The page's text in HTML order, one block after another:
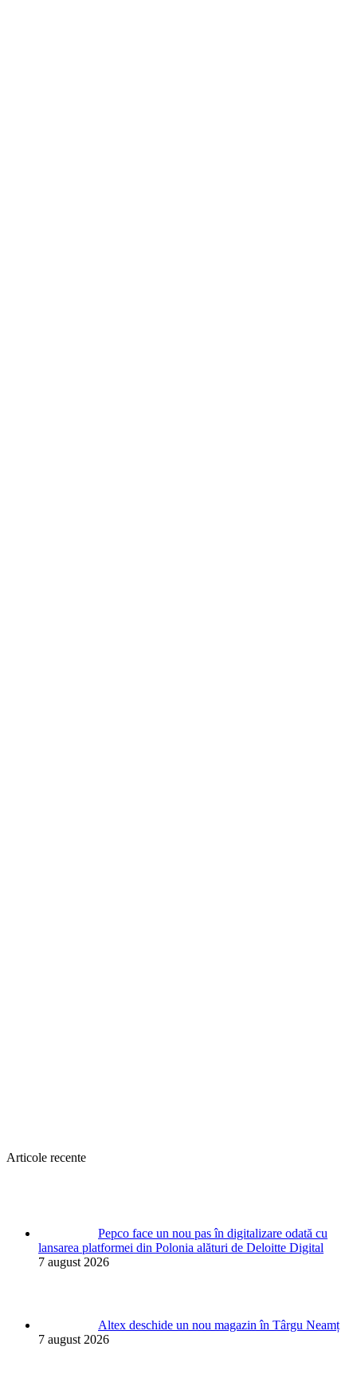
Articole recente
Pepco face un nou pas în digitalizare odată cu
lansarea platformei din Polonia alături de Deloitte Digital
7 august 2026
Altex deschide un nou magazin în Târgu Neamț
7 august 2026